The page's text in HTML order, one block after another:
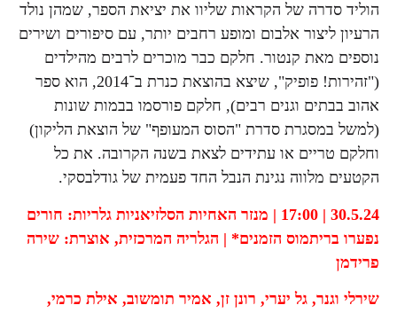
הוליד סדרה של הקראות שליוו את יציאת הספר, שמהן נולד
הרעיון ליצור אלבום ומופע רחבים יותר, עם סיפורים ושירים
נוספים מאת קנטור. חלקם כבר מוכרים לרבים מהילדים
("זהירות! פופיק", שיצא בהוצאת כנרת ב־2014, הוא ספר
אהוב בבתים וגנים רבים), חלקם פורסמו בבמות שונות
(למשל במסגרת סדרת "הסוס המעופף" של הוצאת הליקון)
וחלקם טריים או עתידים לצאת בשנה הקרובה. את כל
הקטעים מלווה נגינת הנבל החד פעמית של גודלבסקי.
30.5.24 | 17:00 | מנזר האחיות הסלזיאניות גלריות: חורים
נפערו בריתמוס הזמנים* | הגלריה המרכזית, אוצרת: שירה
פרידמן
שירלי וגנר, גל יערי, רונן זן, אמיר תומשוב, אילת כרמי,